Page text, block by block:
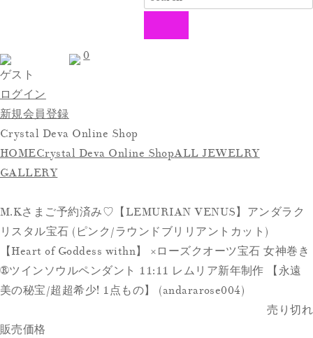
ゲスト
ログイン
新規会員登録
0
Crystal Deva Online Shop
HOMECrystal Deva Online ShopALL JEWELRY
GALLERY
M.Kさまご予約済み♡【LEMURIAN VENUS】アンダラク
リスタル宝石 (ピンク/ラウンドブリリアントカット)
【Heart of Goddess withn】 ×ローズクオーツ宝石 女神巻き
® ツインソウルペンダント 11:11 レムリア新年制作 【永遠
美の秘宝/超超希少! 1点もの】 (andararose004)
売り切れ
販売価格